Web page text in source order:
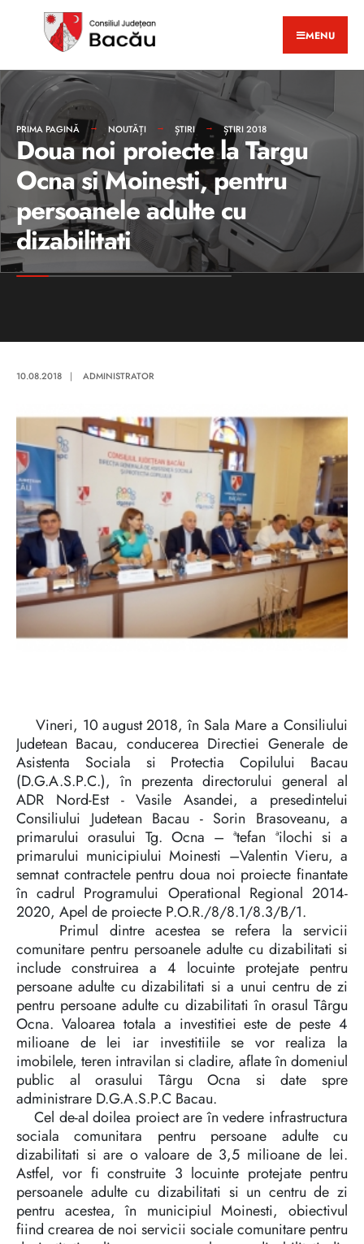
MENU
PRIMA PAGINĂ NOUTĂȚI ȘTIRI ȘTIRI 2018
Doua noi proiecte la Targu
Ocna si Moinesti, pentru
persoanele adulte cu
dizabilitati
10.08.2018 | ADMINISTRATOR
Vineri, 10 august 2018, în Sala Mare a Consiliului
Judetean Bacau, conducerea Directiei Generale de
Asistenta Sociala si Protectia Copilului Bacau
(D.G.A.S.P.C.), în prezenta directorului general al
ADR Nord-Est - Vasile Asandei, a presedintelui
Consiliului Judetean Bacau - Sorin Brasoveanu, a
primarului orasului Tg. Ocna – ªtefan ªilochi si a
primarului municipiului Moinesti –Valentin Vieru, a
semnat contractele pentru doua noi proiecte finantate
în cadrul Programului Operational Regional 2014-
2020, Apel de proiecte P.O.R./8/8.1/8.3/B/1.
Primul dintre acestea se refera la servicii
comunitare pentru persoanele adulte cu dizabilitati si
include construirea a 4 locuinte protejate pentru
persoane adulte cu dizabilitati si a unui centru de zi
pentru persoane adulte cu dizabilitati în orasul Târgu
Ocna. Valoarea totala a investitiei este de peste 4
milioane de lei iar investitiile se vor realiza la
imobilele, teren intravilan si cladire, aflate în domeniul
public al orasului Târgu Ocna si date spre
administrare D.G.A.S.P.C Bacau.
Cel de-al doilea proiect are în vedere infrastructura
sociala comunitara pentru persoane adulte cu
dizabilitati si are o valoare de 3,5 milioane de lei.
Astfel, vor fi construite 3 locuinte protejate pentru
persoanele adulte cu dizabilitati si un centru de zi
pentru acestea, în municipiul Moinesti, obiectivul
fiind crearea de noi servicii sociale comunitare pentru